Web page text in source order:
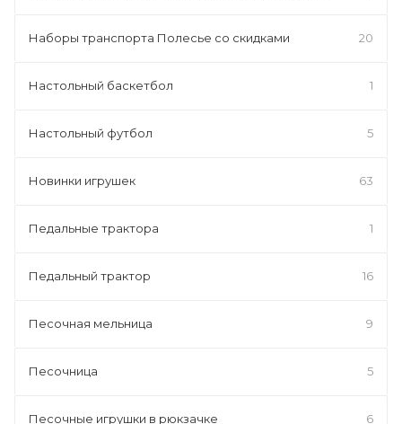
Наборы транспорта Полесье со скидками 20
Настольный баскетбол 1
Настольный футбол 5
Новинки игрушек 63
Педальные трактора 1
Педальный трактор 16
Песочная мельница 9
Песочница 5
Песочные игрушки в рюкзачке 6